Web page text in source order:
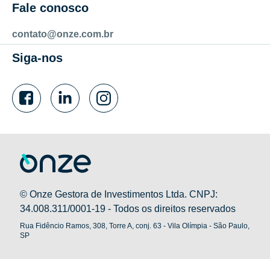
Fale conosco
contato@onze.com.br
Siga-nos
© Onze Gestora de Investimentos Ltda. CNPJ:
34.008.311/0001-19 - Todos os direitos reservados
Rua Fidêncio Ramos, 308, Torre A, conj. 63 - Vila Olímpia - São Paulo,
SP